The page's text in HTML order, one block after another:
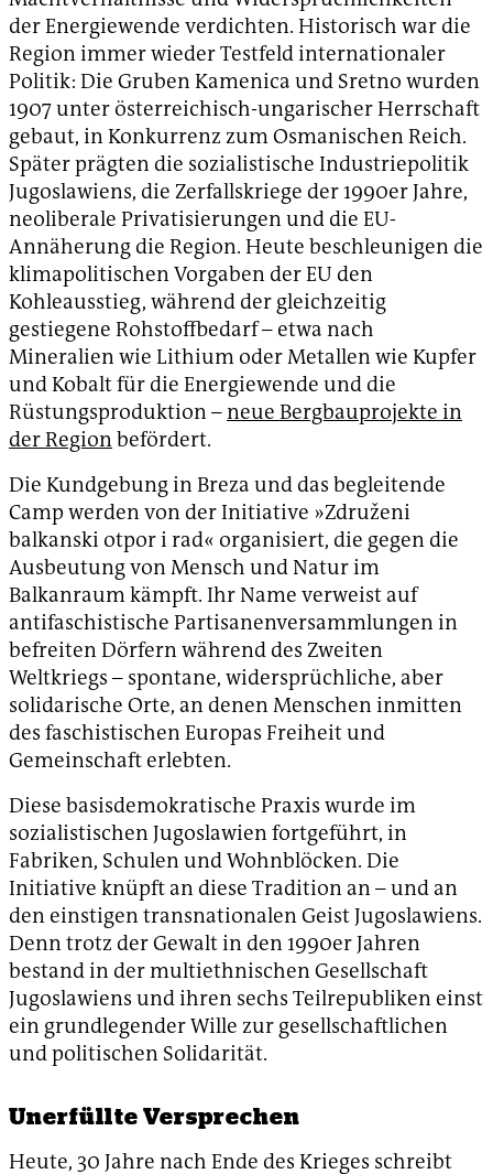
der Energiewende verdichten. Historisch war die
Region immer wieder Testfeld internationaler
Politik: Die Gruben Kamenica und Sretno wurden
1907 unter österreichisch-ungarischer Herrschaft
gebaut, in Konkurrenz zum Osmanischen Reich.
Später prägten die sozialistische Industriepolitik
Jugoslawiens, die Zerfallskriege der 1990er Jahre,
neoliberale Privatisierungen und die EU-
Annäherung die Region. Heute beschleunigen die
klimapolitischen Vorgaben der EU den
Kohleausstieg, während der gleichzeitig
gestiegene Rohstoffbedarf – etwa nach
Mineralien wie Lithium oder Metallen wie Kupfer
und Kobalt für die Energiewende und die
Rüstungsproduktion –neue Bergbauprojekte in
der Regionbefördert.
Die Kundgebung in Breza und das begleitende
Camp werden von der Initiative »Združeni
balkanski otpor i rad« organisiert, die gegen die
Ausbeutung von Mensch und Natur im
Balkanraum kämpft. Ihr Name verweist auf
antifaschistische Partisanenversammlungen in
befreiten Dörfern während des Zweiten
Weltkriegs – spontane, widersprüchliche, aber
solidarische Orte, an denen Menschen inmitten
des faschistischen Europas Freiheit und
Gemeinschaft erlebten.
Diese basisdemokratische Praxis wurde im
sozialistischen Jugoslawien fortgeführt, in
Fabriken, Schulen und Wohnblöcken. Die
Initiative knüpft an diese Tradition an – und an
den einstigen transnationalen Geist Jugoslawiens.
Denn trotz der Gewalt in den 1990er Jahren
bestand in der multiethnischen Gesellschaft
Jugoslawiens und ihren sechs Teilrepubliken einst
ein grundlegender Wille zur gesellschaftlichen
und politischen Solidarität.
Unerfüllte Versprechen
Heute, 30 Jahre nach Ende des Krieges schreibt